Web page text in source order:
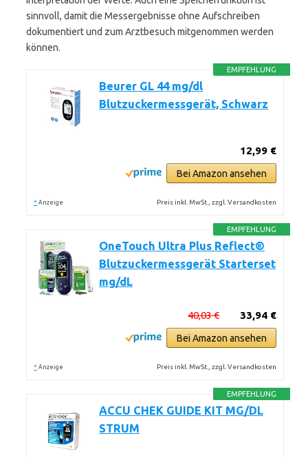
sinnvoll, damit die Messergebnisse ohne Aufschreiben
dokumentiert und zum Arztbesuch mitgenommen werden
können.
EMPFEHLUNG
Beurer GL 44 mg/dl
Blutzuckermessgerät, Schwarz
12,99 €
Bei Amazon ansehen
* Anzeige Preis inkl. MwSt., zzgl. Versandkosten
EMPFEHLUNG
OneTouch Ultra Plus Reflect®
Blutzuckermessgerät Starterset
mg/dL
33,94 €
40,03 €
Bei Amazon ansehen
* Anzeige Preis inkl. MwSt., zzgl. Versandkosten
EMPFEHLUNG
ACCU CHEK GUIDE KIT MG/DL
STRUM